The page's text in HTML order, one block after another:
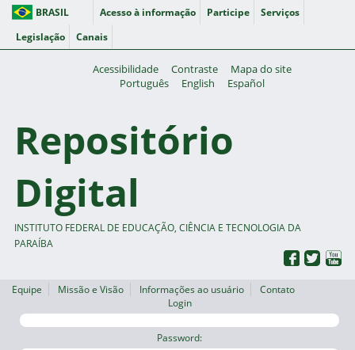
BRASIL Acesso à informação Participe
Serviços
Legislação
Canais
Acessibilidade Contraste
Mapa do site
Português
English Español
Repositório
Digital
INSTITUTO FEDERAL DE EDUCAÇÃO, CIÊNCIA E TECNOLOGIA DA
PARAÍBA
Equipe Missão e Visão Informações ao usuário
Contato
Login
Password: